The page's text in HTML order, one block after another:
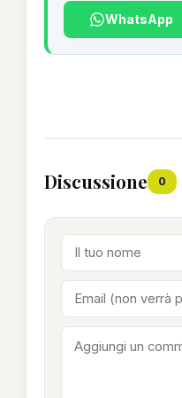
WhatsApp
Discussione 0